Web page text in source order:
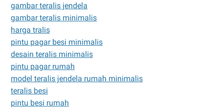
gambar teralis jendela
gambar teralis minimalis
harga tralis
pintu pagar besi minimalis
desain teralis minimalis
pintu pagar rumah
model teralis jendela rumah minimalis
teralis besi
pintu besi rumah